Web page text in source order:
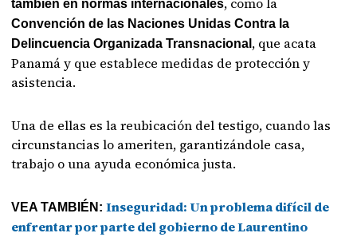
también en normas internacionales
Convención de las Naciones Unidas Contra la
Delincuencia Organizada Transnacional , que acata
Panamá y que establece medidas de protección y
asistencia.
Una de ellas es la reubicación del testigo, cuando las
circunstancias lo ameriten, garantizándole casa,
trabajo o una ayuda económica justa.
VEA TAMBIÉN:Inseguridad: Un problema difícil de
enfrentar por parte del gobierno de Laurentino